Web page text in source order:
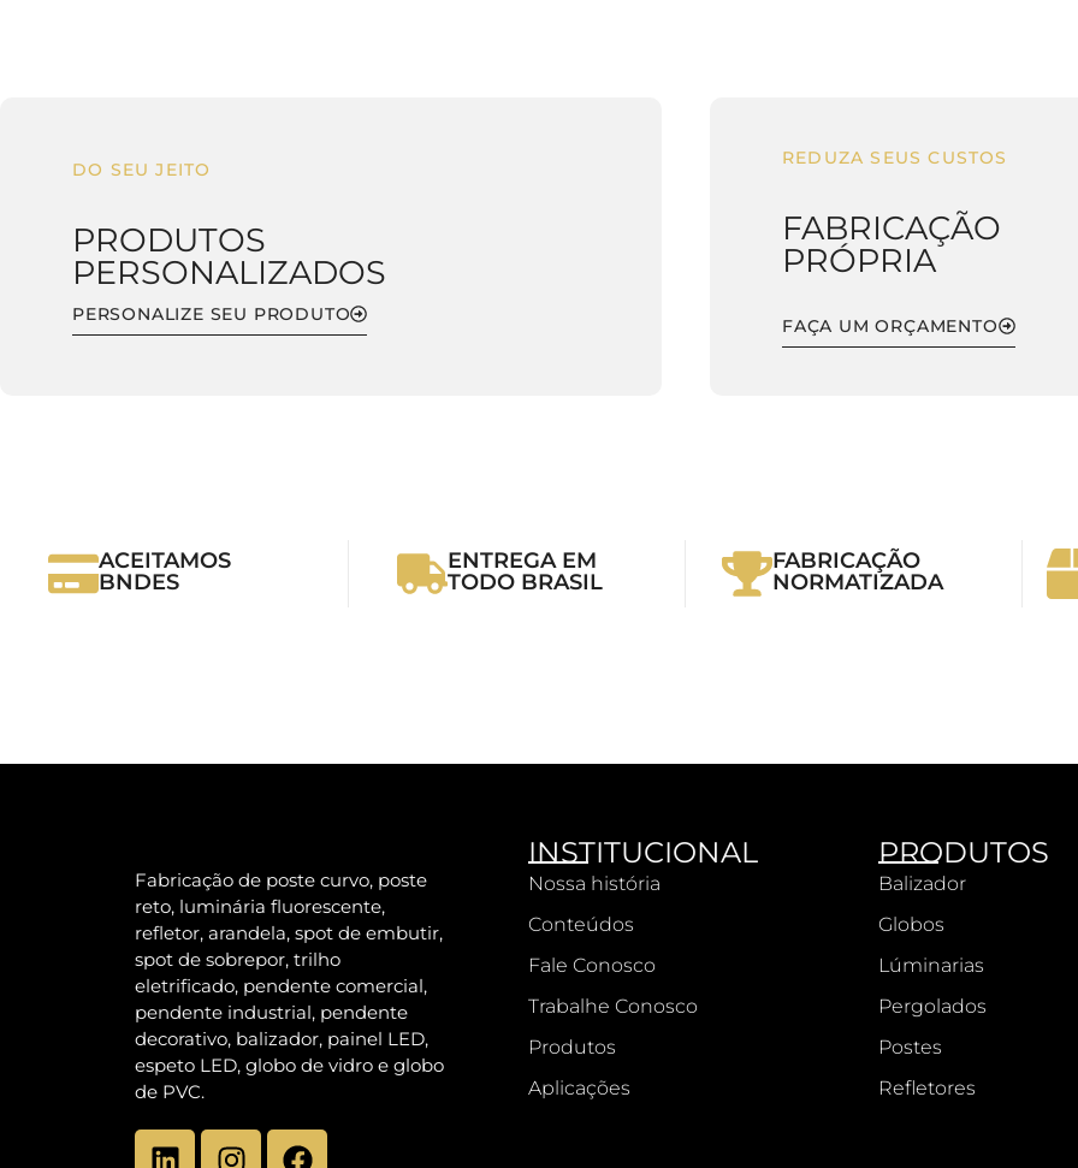
DO SEU JEITO
PRODUTOS
PERSONALIZADOS
PERSONALIZE SEU PRODUTO
REDUZA SEUS CUSTOS
FABRICAÇÃO
PRÓPRIA
FAÇA UM ORÇAMENTO
ACEITAMOS
BNDES
ENTREGA EM
TODO BRASIL
FABRICAÇÃO
NORMATIZADA
Fabricação de poste curvo, poste
reto, luminária fluorescente,
refletor, arandela, spot de embutir,
spot de sobrepor, trilho
eletrificado, pendente comercial,
pendente industrial, pendente
decorativo, balizador, painel LED,
espeto LED, globo de vidro e globo
de PVC.
INSTITUCIONAL
Nossa história
Conteúdos
Fale Conosco
Trabalhe Conosco
Produtos
Aplicações
PRODUTOS
Balizador
Globos
Lúminarias
Pergolados
Postes
Refletores